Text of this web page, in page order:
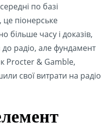
по базі
піонерське
більше часу і доказів,
радіо, але фундамент
Procter & Gamble,
свої витрати на радіо